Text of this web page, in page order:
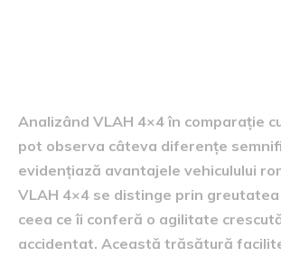
Analizând VLAH 4×4 în comparație
pot observa câteva diferențe
evidențiază avantajele vehiculului
VLAH 4×4 se distinge prin
ceea ce îi conferă o agilitate
accidentat. Această trăsătură